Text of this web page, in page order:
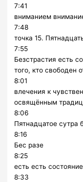
7:41
вниманием
7:48
точка 15.
7:55
Безстрастия есть
того, кто свободен
8:01
влечения к
освящённым
8:06
Пятнадцатое сутра
8:16
Бес разе
8:25
есть есть
8:33